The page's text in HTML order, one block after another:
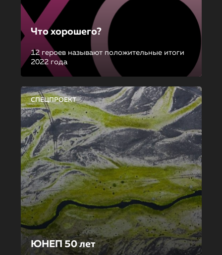
Что хорошего?
12 героев называют положительные итоги
2022 года
СПЕЦПРОЕКТ
ЮНЕП 50 лет